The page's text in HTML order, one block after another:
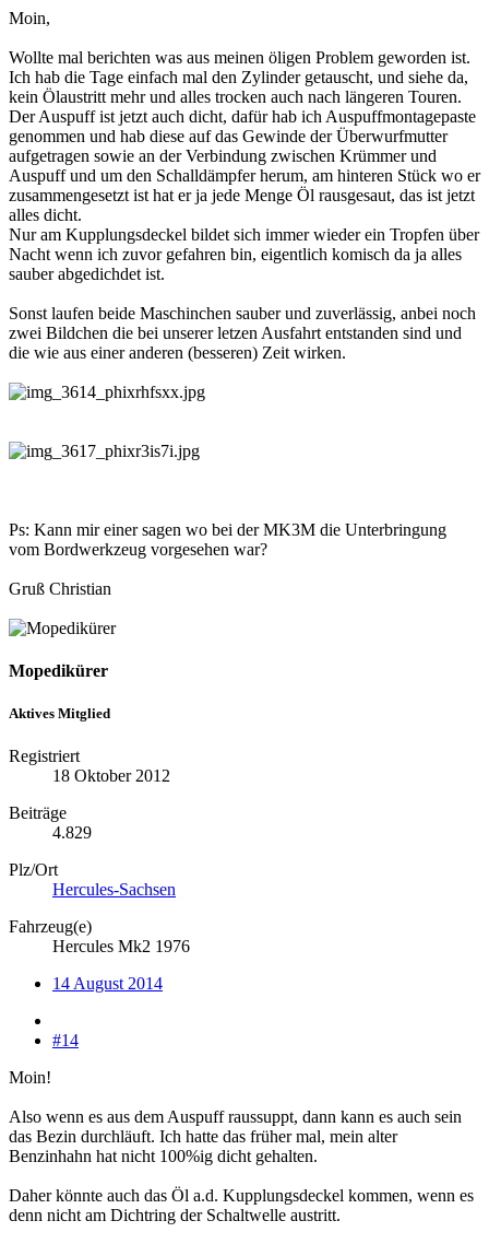
Moin,
Wollte mal berichten was aus meinen öligen Problem geworden ist.
Ich hab die Tage einfach mal den Zylinder getauscht, und siehe da,
kein Ölaustritt mehr und alles trocken auch nach längeren Touren.
Der Auspuff ist jetzt auch dicht, dafür hab ich Auspuffmontagepaste
genommen und hab diese auf das Gewinde der Überwurfmutter
aufgetragen sowie an der Verbindung zwischen Krümmer und
Auspuff und um den Schalldämpfer herum, am hinteren Stück wo er
zusammengesetzt ist hat er ja jede Menge Öl rausgesaut, das ist jetzt
alles dicht.
Nur am Kupplungsdeckel bildet sich immer wieder ein Tropfen über
Nacht wenn ich zuvor gefahren bin, eigentlich komisch da ja alles
sauber abgedichdet ist.
Sonst laufen beide Maschinchen sauber und zuverlässig, anbei noch
zwei Bildchen die bei unserer letzen Ausfahrt entstanden sind und
die wie aus einer anderen (besseren) Zeit wirken.
Ps: Kann mir einer sagen wo bei der MK3M die Unterbringung
vom Bordwerkzeug vorgesehen war?
Gruß Christian
Mopedikürer
Aktives Mitglied
Registriert
18 Oktober 2012
Beiträge
4.829
Plz/Ort
Hercules-Sachsen
Fahrzeug(e)
Hercules Mk2 1976
14 August 2014
#14
Moin!
Also wenn es aus dem Auspuff raussuppt, dann kann es auch sein
das Bezin durchläuft. Ich hatte das früher mal, mein alter
Benzinhahn hat nicht 100%ig dicht gehalten.
Daher könnte auch das Öl a.d. Kupplungsdeckel kommen, wenn es
denn nicht am Dichtring der Schaltwelle austritt.